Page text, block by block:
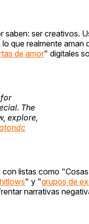
saben: ser creativos.
que realmente aman
de amor" digitales
The
explore,
listas como
" y "grupos de
narrativas